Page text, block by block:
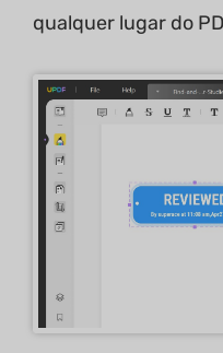
qualquer lugar do